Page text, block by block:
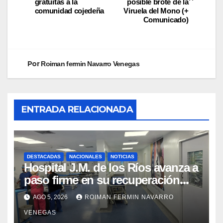
posible brote de la
Viruela del Mono (+
Comunicado)
gratuitas a la
comunidad cojedeña
PorRoiman fermin Navarro Venegas
ENTRADA RELACIONADA
DESTACADAS NACIONALES NOTICIAS
Hospital J.M. de los Ríos avanza a
paso firme en su recuperación
tras los recientes eventos
sísmicos
AGO 5, 2026 ROIMAN FERMIN NAVARRO
VENEGAS